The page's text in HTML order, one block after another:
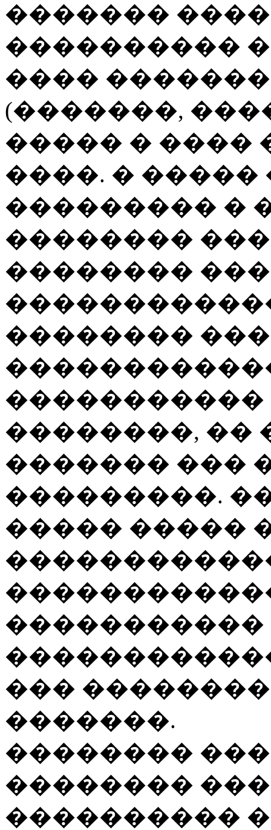
�������
����������
����
(�������,
����� � ����
����. � �����
��������� �
��������
��������
��������
��������, ��
������� ���
���������.
����� �����
�����������
���
�������.
��������
��������
����������